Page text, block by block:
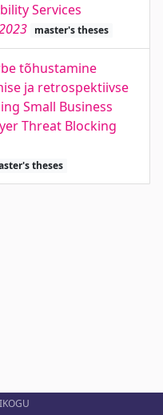
Services
master's theses
tõhustamine
ja retrospektiivse
Small Business
Threat Blocking
theses